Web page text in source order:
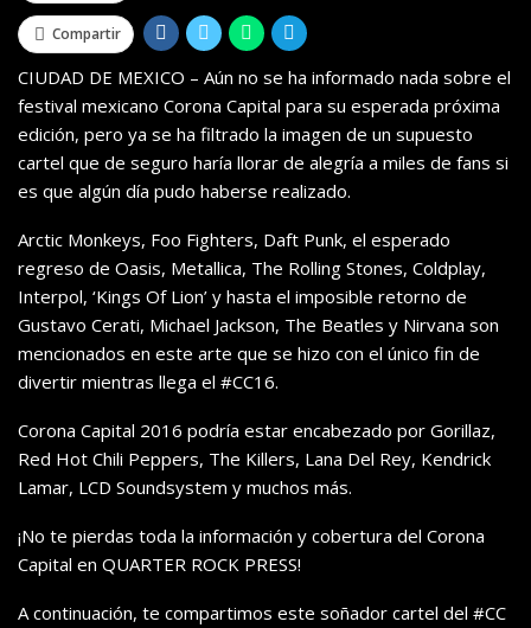
Compartir
CIUDAD DE MEXICO – Aún no se ha informado nada sobre el
festival mexicano Corona Capital para su esperada próxima
edición, pero ya se ha filtrado la imagen de un supuesto
cartel que de seguro haría llorar de alegría a miles de fans si
es que algún día pudo haberse realizado.
Arctic Monkeys, Foo Fighters, Daft Punk, el esperado
regreso de Oasis, Metallica, The Rolling Stones, Coldplay,
Interpol, ‘Kings Of Lion’ y hasta el imposible retorno de
Gustavo Cerati, Michael Jackson, The Beatles y Nirvana son
mencionados en este arte que se hizo con el único fin de
divertir mientras llega el #CC16.
Corona Capital 2016 podría estar encabezado por Gorillaz,
Red Hot Chili Peppers, The Killers, Lana Del Rey, Kendrick
Lamar, LCD Soundsystem y muchos más.
¡No te pierdas toda la información y cobertura del Corona
Capital en QUARTER ROCK PRESS!
A continuación, te compartimos este soñador cartel del #CC